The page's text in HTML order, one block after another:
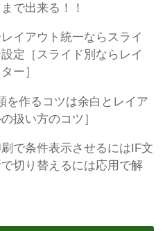
で出来る！！
イアウト統一ならスライ
設定［スライド別ならレイ
ー］
を作るコツは余白とレイア
扱い方のコツ］
で条件表示させるにはIF文
で切り替えるには応用で解